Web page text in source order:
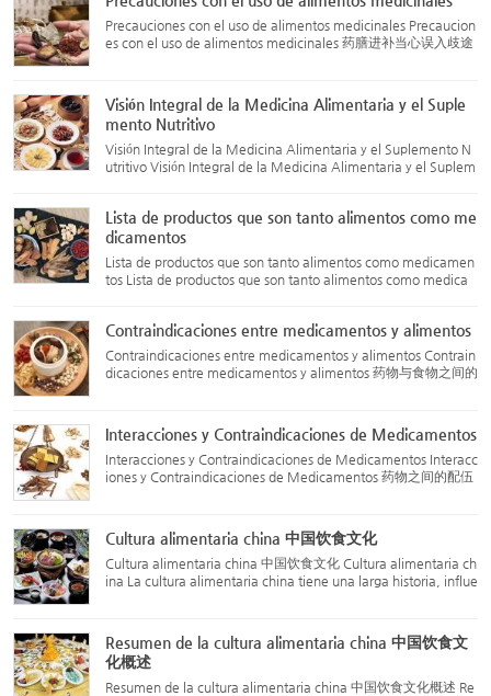
Precauciones con el uso de alimentos medicinales Precaucion
es con el uso de alimentos medicinales 药膳进补当心误入歧途
l...
Visión Integral de la Medicina Alimentaria y el Suple
mento Nutritivo
Visión Integral de la Medicina Alimentaria y el Suplemento N
utritivo Visión Integral de la Medicina Alimentaria y el Suplem
Lista de productos que son tanto alimentos como me
dicamentos
Lista de productos que son tanto alimentos como medicamen
tos Lista de productos que son tanto alimentos como medica
tos como med...
Contraindicaciones entre medicamentos y alimentos
Contraindicaciones entre medicamentos y alimentos Contrain
dicaciones entre medicamentos y alimentos 药物与食物之间的
Platyco...
Interacciones y Contraindicaciones de Medicamentos
Interacciones y Contraindicaciones de Medicamentos Interacc
iones y Contraindicaciones de Medicamentos 药物之间的配伍
as"...
Cultura alimentaria china 中国饮食文化
Cultura alimentaria china 中国饮食文化 Cultura alimentaria ch
ina La cultura alimentaria china tiene una larga historia, influe
Resumen de la cultura alimentaria china 中国饮食文
化概述
Resumen de la cultura alimentaria china 中国饮食文化概述 Re